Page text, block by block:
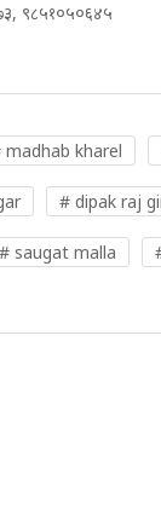
९८५१०५०६४५
madhab kharel
# dipak raj
# saugat malla